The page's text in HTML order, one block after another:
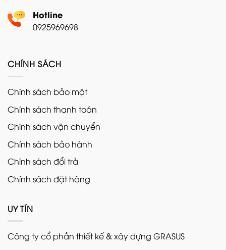
Hotline
0925969698
CHÍNH SÁCH
Chính sách bảo mật
Chính sách thanh toán
Chính sách vận chuyển
Chính sách bảo hành
Chính sách đổi trả
Chính sách đặt hàng
UY TÍN
Công ty cổ phần thiết kế & xây dựng GRASUS